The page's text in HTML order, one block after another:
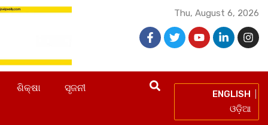
Thu, August 6, 2026
ଶିକ୍ଷା ସୃଜନୀ
ENGLISH
ଓଡ଼ିଆ